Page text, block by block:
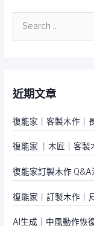
字
近期文章
復能家｜客製木作｜
復能家 ｜木匠｜客製
復能家訂製木作 Q&A
復能家｜訂製木作｜
AI生成｜中風動作恢